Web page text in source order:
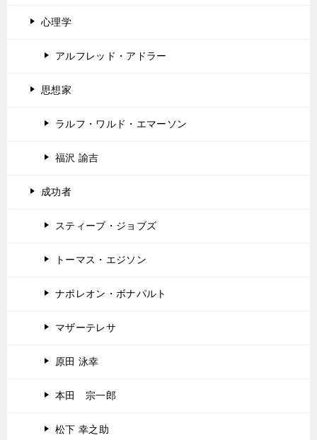
心理学
アルフレッド・アドラー
思想家
ラルフ・ワルド・エマーソン
福沢 諭吉
成功者
スティーブ・ジョブズ
トーマス・エジソン
ナポレオン・ボナパルト
マザーテレサ
原田 泳幸
本田 宗一郎
松下 幸之助